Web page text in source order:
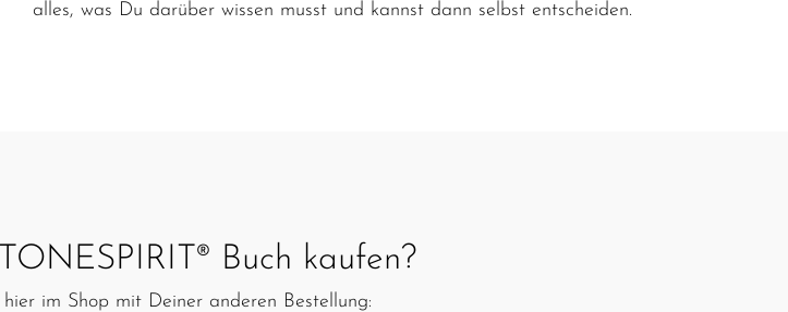
alles, was Du darüber wissen musst und kannst dann selbst entscheiden.
Buch kaufen?
im Shop mit Deiner anderen Bestellung: